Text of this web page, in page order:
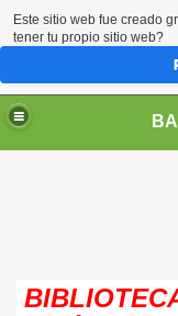
Este sitio web fue creado
tener tu propio sitio web?